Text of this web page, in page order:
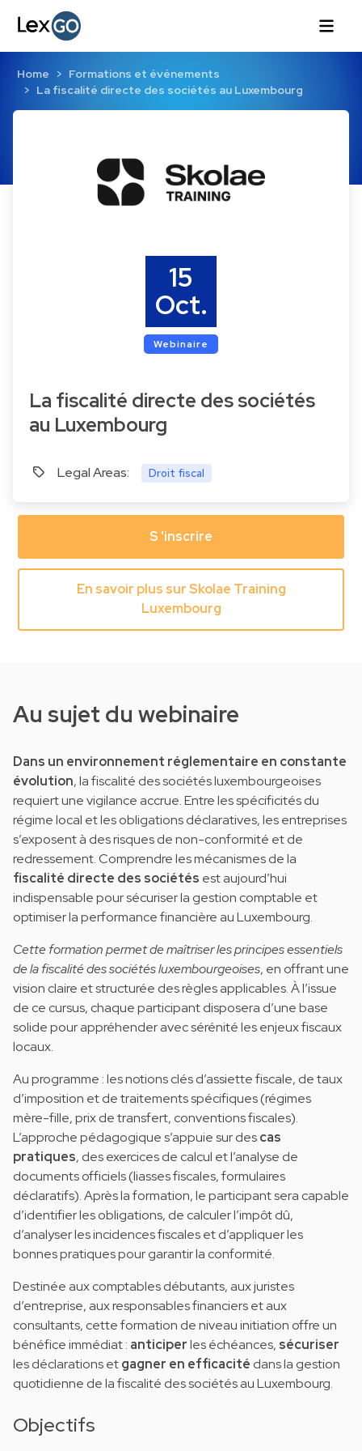
Home
Formations et événements
La fiscalité directe des sociétés au Luxembourg
La fiscalité directe des sociétés
au Luxembourg
Legal Areas: Droit fiscal
15
Oct.
Webinaire
S 'inscrire
En savoir plus sur Skolae Training
Luxembourg
Au sujet du webinaire
Dans un environnement réglementaire en constante
évolution, la fiscalité des sociétés luxembourgeoises
requiert une vigilance accrue. Entre les spécificités du
régime local et les obligations déclaratives, les entreprises
s’exposent à des risques de non-conformité et de
redressement. Comprendre les mécanismes de la
fiscalité directe des sociétés est aujourd’hui
indispensable pour sécuriser la gestion comptable et
optimiser la performance financière au Luxembourg.
Cette formation permet de maîtriser les principes essentiels
de la fiscalité des sociétés luxembourgeoises, en offrant une
vision claire et structurée des règles applicables. À l’issue
de ce cursus, chaque participant disposera d’une base
solide pour appréhender avec sérénité les enjeux fiscaux
locaux.
Au programme : les notions clés d’assiette fiscale, de taux
d’imposition et de traitements spécifiques (régimes
mère-fille, prix de transfert, conventions fiscales).
L’approche pédagogique s’appuie sur descas
pratiques, des exercices de calcul et l’analyse de
documents officiels (liasses fiscales, formulaires
déclaratifs). Après la formation, le participant sera capable
d’identifier les obligations, de calculer l’impôt dû,
d’analyser les incidences fiscales et d’appliquer les
bonnes pratiques pour garantir la conformité.
Destinée aux comptables débutants, aux juristes
d’entreprise, aux responsables financiers et aux
consultants, cette formation de niveau initiation offre un
bénéfice immédiat : anticiperles échéances, sécuriser
les déclarations etgagner en efficacité dans la gestion
quotidienne de la fiscalité des sociétés au Luxembourg.
Objectifs